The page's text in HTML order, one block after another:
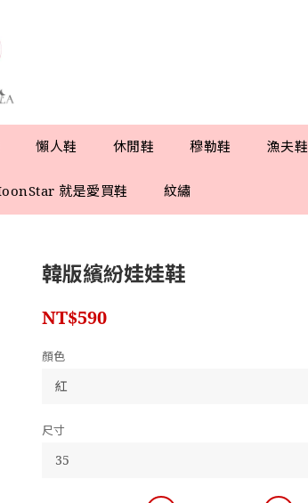
懶人鞋 休閒鞋 穆勒鞋 漁夫鞋
就是愛買鞋 紋繡
韓版繽紛娃娃鞋
NT$590
顏色
尺寸